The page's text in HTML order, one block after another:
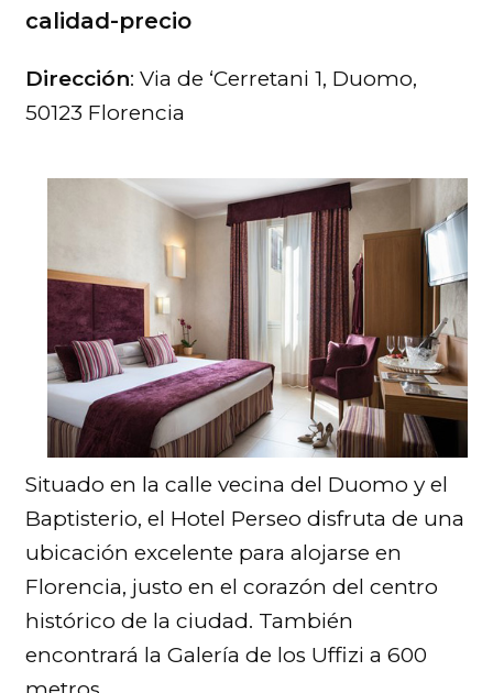
calidad-precio
Dirección: Via de ‘Cerretani 1, Duomo,
50123 Florencia
Situado en la calle vecina del Duomo y el
Baptisterio, el Hotel Perseo disfruta de una
ubicación excelente para alojarse en
Florencia, justo en el corazón del centro
histórico de la ciudad. También
encontrará la Galería de los Uffizi a 600